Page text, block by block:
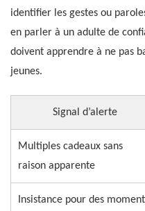
identifier les gestes ou
en parler à un adulte de
doivent apprendre à ne pas
jeunes.
Signal d’alerte
Multiples cadeaux sans
raison apparente
Insistance pour des